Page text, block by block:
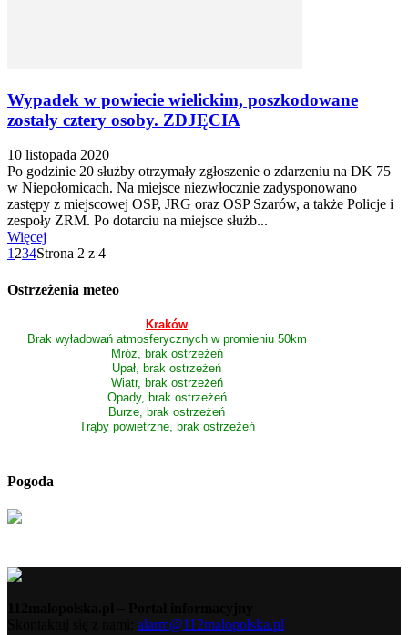
Wypadek w powiecie wielickim, poszkodowane
zostały cztery osoby. ZDJĘCIA
10 listopada 2020
Po godzinie 20 służby otrzymały zgłoszenie o zdarzeniu na DK 75
w Niepołomicach. Na miejsce niezwłocznie zadysponowano
zastępy z miejscowej OSP, JRG oraz OSP Szarów, a także Policje i
zespoły ZRM. Po dotarciu na miejsce służb...
Więcej
1 234Strona 2 z 4
Ostrzeżenia meteo
Kraków
Brak wyładowań atmosferycznych w promieniu 50km
Mróz, brak ostrzeżeń
Upał, brak ostrzeżeń
Wiatr, brak ostrzeżeń
Opady, brak ostrzeżeń
Burze, brak ostrzeżeń
Trąby powietrzne, brak ostrzeżeń
Pogoda
alarm@112malopolska.pl